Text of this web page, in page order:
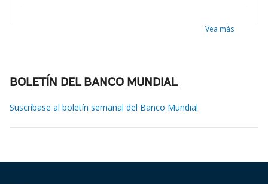
Vea más
BOLETÍN DEL BANCO MUNDIAL
Suscríbase al boletín semanal del Banco Mundial